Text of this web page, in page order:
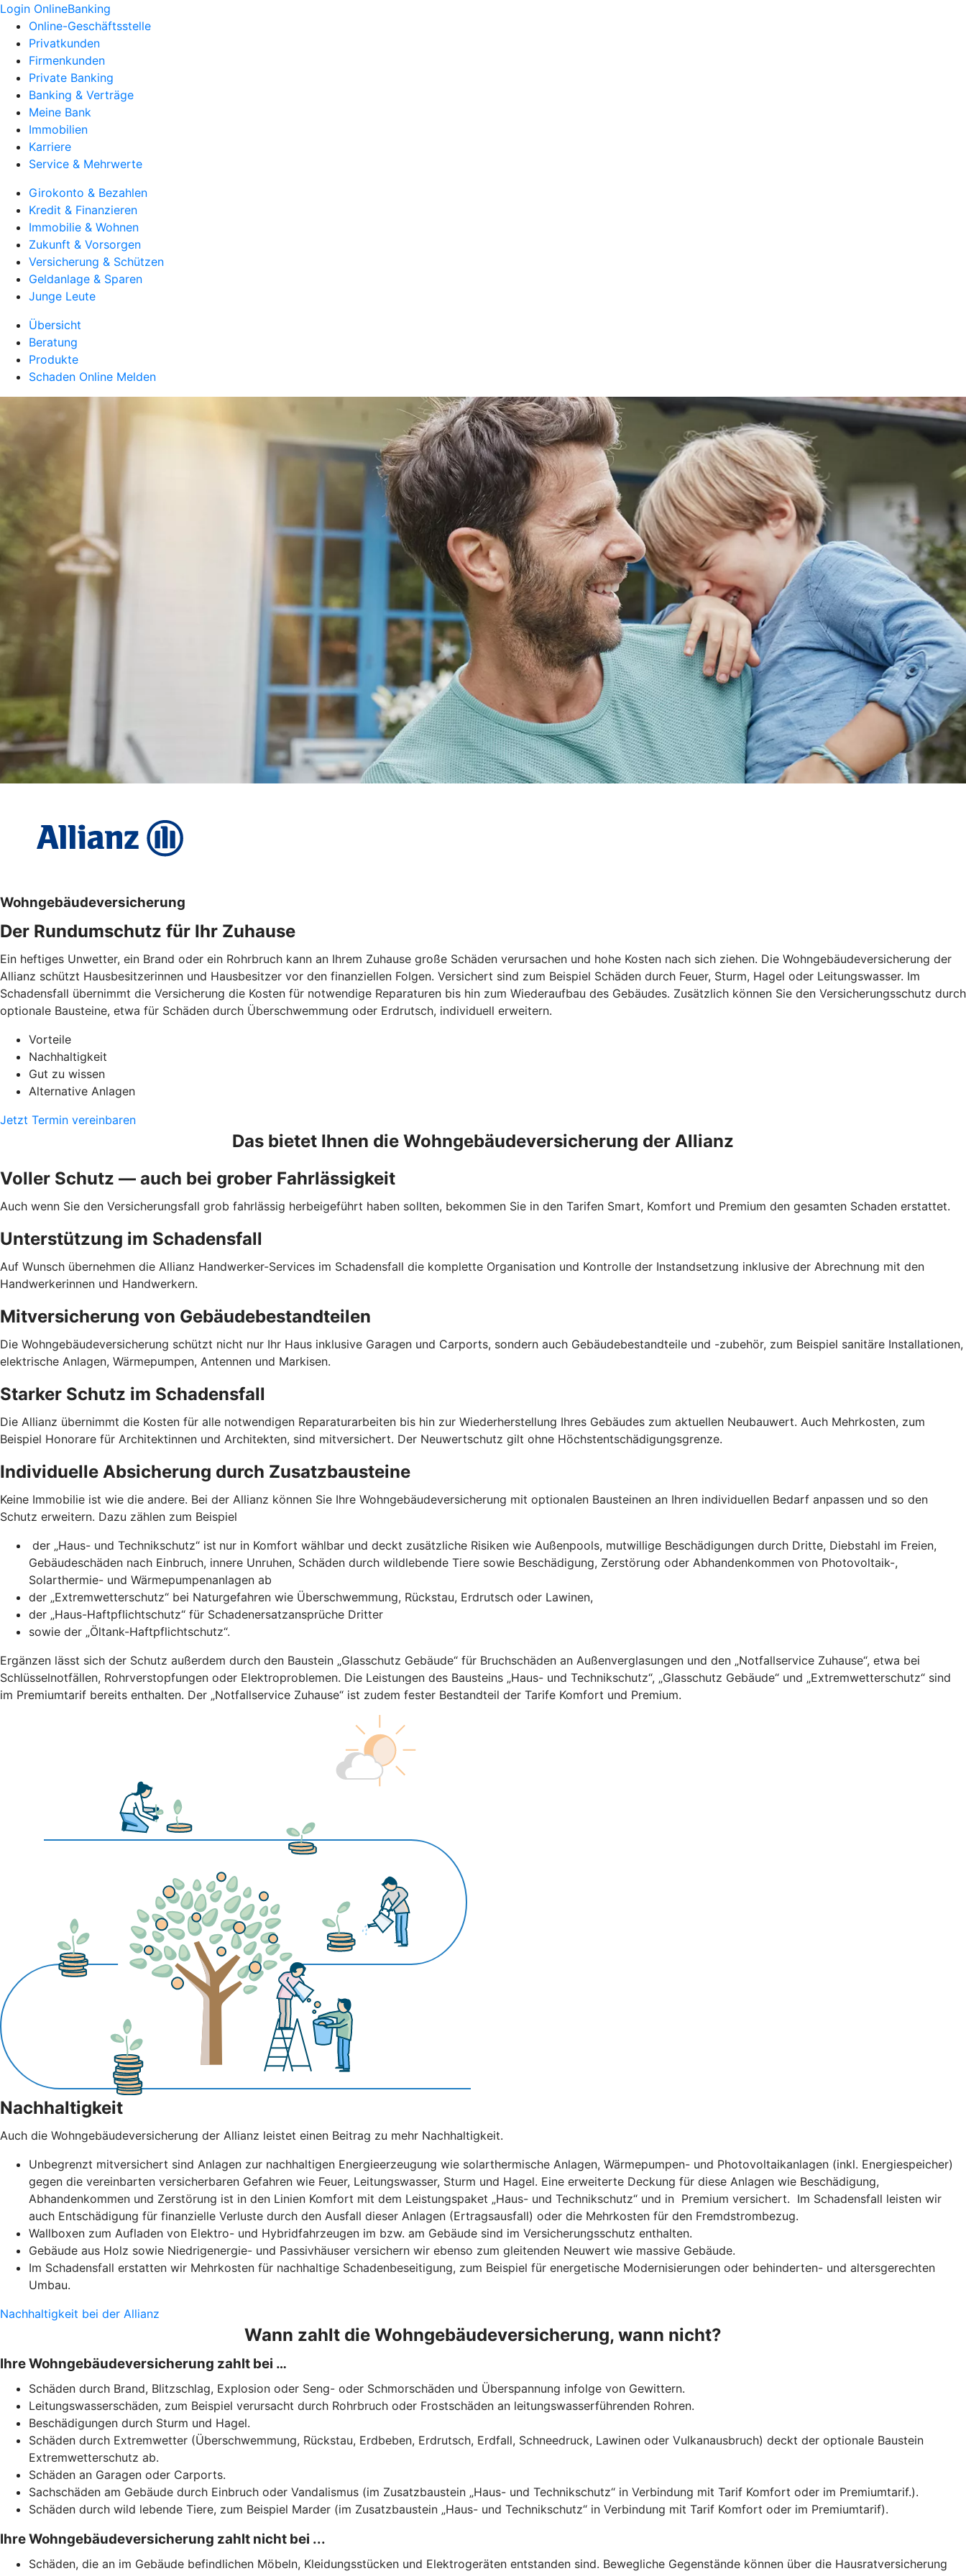
Login OnlineBanking
Online-Geschäftsstelle
Privatkunden
Firmenkunden
Private Banking
Banking & Verträge
Meine Bank
Immobilien
Karriere
Service & Mehrwerte
Girokonto & Bezahlen
Kredit & Finanzieren
Immobilie & Wohnen
Zukunft & Vorsorgen
Versicherung & Schützen
Geldanlage & Sparen
Junge Leute
Übersicht
Beratung
Produkte
Schaden Online Melden
Wohngebäudeversicherung
Der Rundumschutz für Ihr Zuhause
Ein heftiges Unwetter, ein Brand oder ein Rohrbruch kann an Ihrem Zuhause große Schäden verursachen und hohe Kosten nach sich ziehen. Die Wohngebäudeversicherung der
Allianz schützt Hausbesitzerinnen und Hausbesitzer vor den finanziellen Folgen. Versichert sind zum Beispiel Schäden durch Feuer, Sturm, Hagel oder Leitungswasser. Im
Schadensfall übernimmt die Versicherung die Kosten für notwendige Reparaturen bis hin zum Wiederaufbau des Gebäudes. Zusätzlich können Sie den Versicherungsschutz durch
optionale Bausteine, etwa für Schäden durch Überschwemmung oder Erdrutsch, individuell erweitern.
Vorteile
Nachhaltigkeit
Gut zu wissen
Alternative Anlagen
Jetzt Termin vereinbaren
Das bietet Ihnen die Wohngebäudeversicherung der Allianz
Voller Schutz — auch bei grober Fahrlässigkeit
Auch wenn Sie den Versicherungsfall grob fahrlässig herbeigeführt haben sollten, bekommen Sie in den Tarifen Smart, Komfort und Premium den gesamten Schaden erstattet.
Unterstützung im Schadensfall
Auf Wunsch übernehmen die Allianz Hand­werker-Services im Schadensfall die komplette Organisation und Kontrolle der Instandsetzung inklusive der Abrechnung mit den
Handwerkerinnen und Handwerkern.
Mitversicherung von Gebäudebestandteilen
Die Wohngebäudeversicherung schützt nicht nur Ihr Haus inklusive Garagen und Carports, sondern auch Gebäudebestandteile und -zubehör, zum Beispiel sanitäre Installationen,
elektrische Anlagen, Wärmepumpen, Antennen und Markisen.
Starker Schutz im Schadensfall
Die Allianz übernimmt die Kosten für alle notwendigen Reparaturarbeiten bis hin zur Wiederherstellung Ihres Gebäudes zum aktuellen Neubauwert. Auch Mehrkosten, zum
Beispiel Honorare für Architektinnen und Architekten, sind mitversichert. Der Neuwertschutz gilt ohne Höchstentschädigungsgrenze.
Individuelle Absicherung durch Zusatzbausteine
Keine Immobilie ist wie die andere. Bei der Allianz können Sie Ihre Wohngebäudeversicherung mit optionalen Bausteinen an Ihren individuellen Bedarf anpassen und so den
Schutz erweitern. Dazu zählen zum Beispiel
der „Haus- und Technikschutz“ ist nur in Komfort wählbar und deckt zusätzliche Risiken wie Außenpools, mutwillige Beschädigungen durch Dritte, Diebstahl im Freien,
Gebäudeschäden nach Einbruch, innere Unruhen, Schäden durch wildlebende Tiere sowie Beschädigung, Zerstörung oder Abhandenkommen von Photovoltaik-,
Solarthermie- und Wärmepumpenanlagen ab
der „Extremwetterschutz“ bei Naturgefahren wie Überschwemmung, Rückstau, Erdrutsch oder Lawinen,
der „Haus-Haftpflichtschutz“ für Schadenersatzansprüche Dritter
sowie der „Öltank-Haftpflichtschutz“.
Ergänzen lässt sich der Schutz außerdem durch den Baustein „Glasschutz Gebäude“ für Bruchschäden an Außenverglasungen und den „Notfallservice Zuhause“, etwa bei
Schlüsselnotfällen, Rohrverstopfungen oder Elektroproblemen. Die Leistungen des Bausteins „Haus- und Technikschutz“, „Glasschutz Gebäude“ und „Extremwetterschutz“ sind
im Premiumtarif bereits enthalten. Der „Notfallservice Zuhause“ ist zudem fester Bestandteil der Tarife Komfort und Premium.
Nachhaltigkeit
Auch die Wohngebäudeversicherung der Allianz leistet einen Beitrag zu mehr Nachhaltigkeit.
Unbegrenzt mitversichert sind Anlagen zur nachhaltigen Energieerzeugung wie solarthermische Anlagen, Wärmepumpen- und Photovoltaikanlagen (inkl. Energiespeicher)
gegen die vereinbarten versicherbaren Gefahren wie Feuer, Leitungswasser, Sturm und Hagel. Eine erweiterte Deckung für diese Anlagen wie Beschädigung,
Abhandenkommen und Zerstörung ist in den Linien Komfort mit dem Leistungspaket „Haus- und Technikschutz“ und in Premium versichert. Im Schadensfall leisten wir
auch Entschädigung für finanzielle Verluste durch den Ausfall dieser Anlagen (Ertragsausfall) oder die Mehrkosten für den Fremdstrombezug.
Wallboxen zum Aufladen von Elektro- und Hybridfahrzeugen im bzw. am Gebäude sind im Versicherungsschutz enthalten.
Gebäude aus Holz sowie Niedrigenergie- und Passivhäuser versichern wir ebenso zum gleitenden Neuwert wie massive Gebäude.
Im Schadensfall erstatten wir Mehrkosten für nachhaltige Schadenbeseitigung, zum Beispiel für energetische Modernisierungen oder behinderten- und altersgerechten
Umbau.
Nachhaltigkeit bei der Allianz
Wann zahlt die Wohngebäude­versicherung, wann nicht?
Ihre Wohngebäudeversicherung zahlt bei …
Schäden durch Brand, Blitzschlag, Explosion oder Seng- oder Schmorschäden und Überspannung infolge von Gewittern.
Leitungswasserschäden, zum Beispiel verursacht durch Rohrbruch oder Frostschäden an leitungswasserführenden Rohren.
Beschädigungen durch Sturm und Hagel.
Schäden durch Extremwetter (Überschwemmung, Rückstau, Erdbeben, Erdrutsch, Erdfall, Schneedruck, Lawinen oder Vulkanausbruch) deckt der optionale Baustein
Extremwetterschutz ab.
Schäden an Garagen oder Carports.
Sachschäden am Gebäude durch Einbruch oder Vandalismus (im Zusatzbaustein „Haus- und Technikschutz“ in Verbindung mit Tarif Komfort oder im Premiumtarif.).
Schäden durch wild lebende Tiere, zum Beispiel Marder (im Zusatzbaustein „Haus- und Technikschutz“ in Verbindung mit Tarif Komfort oder im Premiumtarif).
Ihre Wohngebäudeversicherung zahlt nicht bei ...
Schäden, die an im Gebäude befindlichen Möbeln, Kleidungsstücken und Elektrogeräten entstanden sind. Bewegliche Gegenstände können über die Hausratversicherung